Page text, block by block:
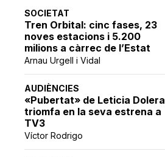
SOCIETAT
Tren Orbital: cinc fases, 23
noves estacions i 5.200
milions a càrrec de l’Estat
Arnau Urgell i Vidal
AUDIÈNCIES
«Pubertat» de Leticia Dolera
triomfa en la seva estrena a
TV3
Víctor Rodrigo